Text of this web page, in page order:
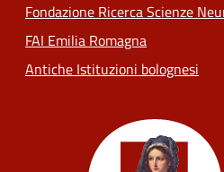
Fondazione Ricerca Scienze
FAI Emilia Romagna
Antiche Istituzioni bolognesi